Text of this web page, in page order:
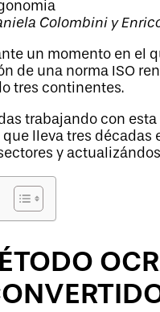
Colombini y
un momento en el
de una norma ISO
tres continentes.
trabajando con
que lleva tres
y